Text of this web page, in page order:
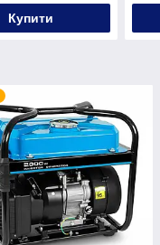
Купити